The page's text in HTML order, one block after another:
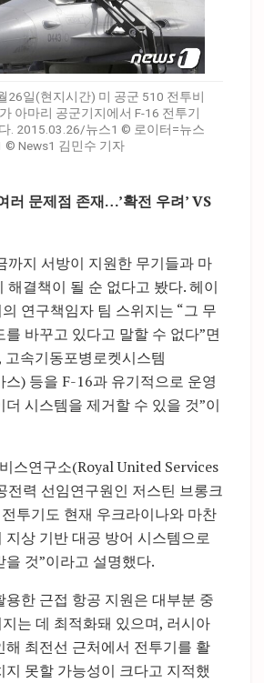
26일(현지시간) 미 공군 510 전투비
아마리 공군기지에서 F-16 전투기
. 2015.03.26/뉴스1 © 로이터=뉴스
© News1 김민수 기자
문제점 존재…’확전 우려’ VS
까지 서방이 지원한 무기들과 마
해결책이 될 순 없다고 봤다. 헤이
연구책임자 팀 스위지는 “그 무
바꾸고 있다고 말할 수 없다”면
고속기동포병로켓시스템
스) 등을 F-16과 유기적으로 운영
시스템을 제거할 수 있을 것”이
스연구소(Royal United Services
력 선임연구원인 저스틴 브롱크
투기도 현재 우크라이나와 마찬
지상 기반 대공 방어 시스템으로
것”이라고 설명했다.
용한 근접 항공 지원은 대부분 중
는 데 최적화돼 있으며, 러시아
해 최전선 근처에서 전투기를 활
지 못할 가능성이 크다고 지적했